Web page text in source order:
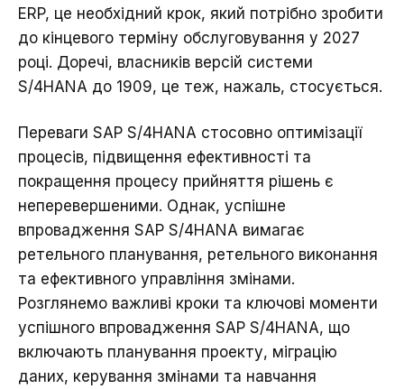
ERP, це необхідний крок, який потрібно зробити
до кінцевого терміну обслуговування у 2027
році. Доречі, власників версій системи
S/4HANA до 1909, це теж, нажаль, стосується.
Переваги SAP S/4HANA стосовно оптимізації
процесів, підвищення ефективності та
покращення процесу прийняття рішень є
неперевершеними. Однак, успішне
впровадження SAP S/4HANA вимагає
ретельного планування, ретельного виконання
та ефективного управління змінами.
Розглянемо важливі кроки та ключові моменти
успішного впровадження SAP S/4HANA, що
включають планування проекту, міграцію
даних, керування змінами та навчання